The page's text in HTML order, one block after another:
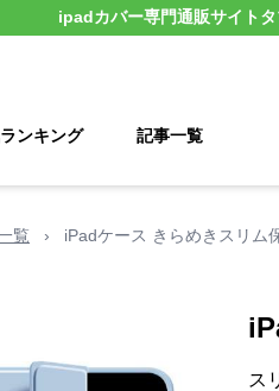
ipadカバー専門通販サイト
ンキング 記事一覧
覧 › iPadケース きらめきスリム
ス